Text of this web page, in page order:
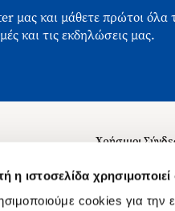
η ιστοσελίδα
cookies για την
μας και μάθετε πρώτοι όλα
και τις εκδηλώσεις μας.
Χρήσιμοι
Σχετικά με
Θέσεις